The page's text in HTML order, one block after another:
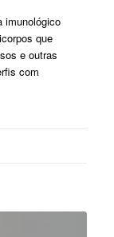
imunológico
que
e outras
com